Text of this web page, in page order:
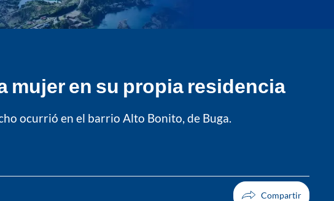
mujer en su propia residencia
ocurrió en el barrio Alto Bonito, de Buga.